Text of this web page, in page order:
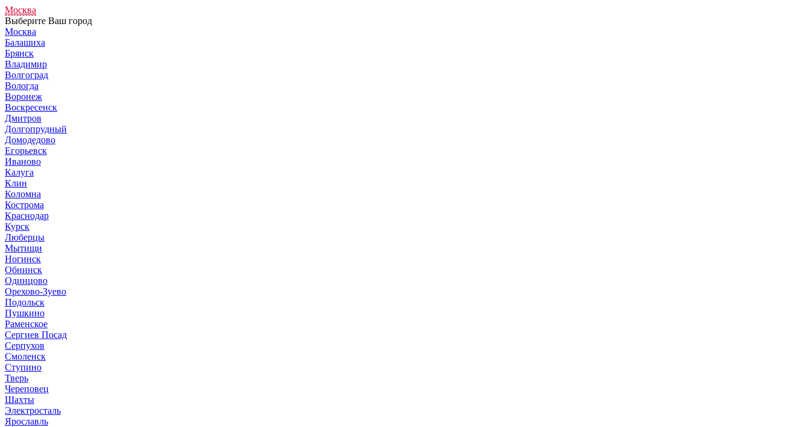
Москва
Выберите Ваш город
Москва
Балашиха
Брянск
Владимир
Волгоград
Вологда
Воронеж
Воскресенск
Дмитров
Долгопрудный
Домодедово
Егорьевск
Иваново
Калуга
Клин
Коломна
Кострома
Краснодар
Курск
Люберцы
Мытищи
Ногинск
Обнинск
Одинцово
Орехово-Зуево
Подольск
Пушкино
Раменское
Сергиев Посад
Серпухов
Смоленск
Ступино
Тверь
Череповец
Шахты
Электросталь
Ярославль